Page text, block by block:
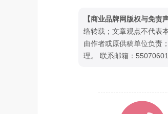
【商业品牌网版权与免责
络转载；文章观点不代表
由作者或原供稿单位负责
理。 联系邮箱：